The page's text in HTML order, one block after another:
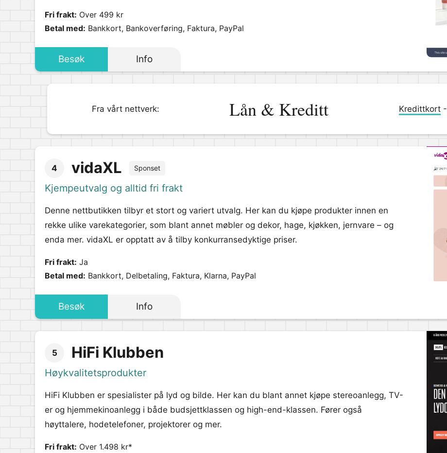
Fri frakt: Over 499 kr
Betal med: Bankkort, Bankoverføring, Faktura, PayPal
Besøk Info
Fra vårt nettverk: Lån & Kreditt Kredittkort-
4 vidaXL Sponset
Kjempeutvalg og alltid fri frakt
Denne nettbutikken tilbyr et stort og variert utvalg. Her kan du kjøpe produkter innen en
rekke ulike varekategorier, som blant annet møbler og dekor, hage, kjøkken, jernvare – og
enda mer. vidaXL er opptatt av å tilby konkurransedyktige priser.
Fri frakt: Ja
Betal med: Bankkort, Delbetaling, Faktura, Klarna, PayPal
Besøk Info
5 HiFi Klubben
Høykvalitetsprodukter
HiFi Klubben er spesialister på lyd og bilde. Her kan du blant annet kjøpe stereoanlegg, TV-
er og hjemmekinoanlegg i både budsjettklassen og high-end-klassen. Fører også
høyttalere, hodetelefoner, projektorer og mer.
Fri frakt: Over 1.498 kr*